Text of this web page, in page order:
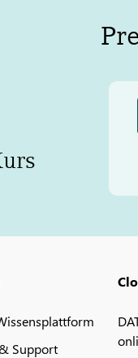
Support